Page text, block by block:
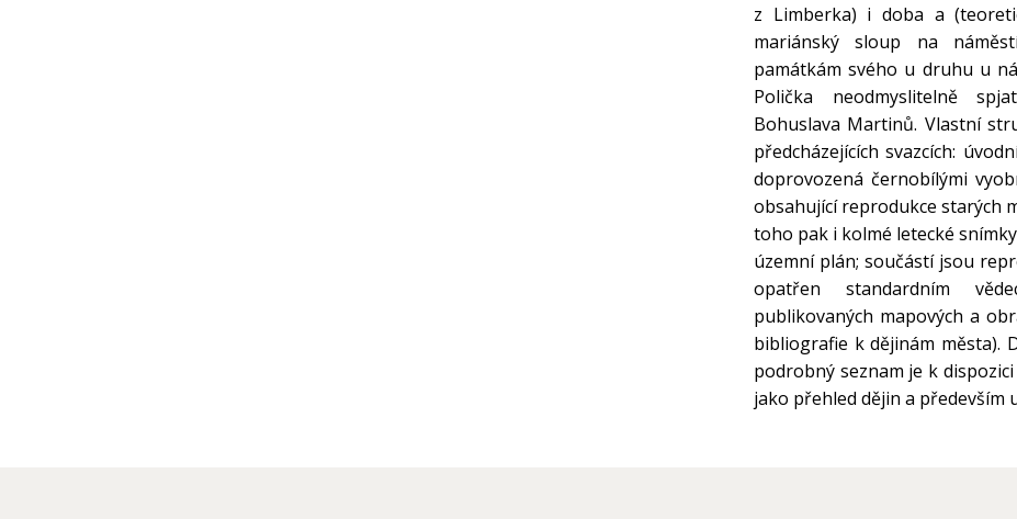
z Limberka) i doba a
mariánský sloup na
památkám svého u druhu u
Polička neodmyslitelně
Bohuslava Martinů. Vlastní
předcházejících svazcích:
doprovozená černobílými
obsahující reprodukce starých
toho pak i kolmé letecké
územní plán; součástí jsou
opatřen standardním
publikovaných mapových a
bibliografie k dějinám města).
podrobný seznam je k
jako přehled dějin a především